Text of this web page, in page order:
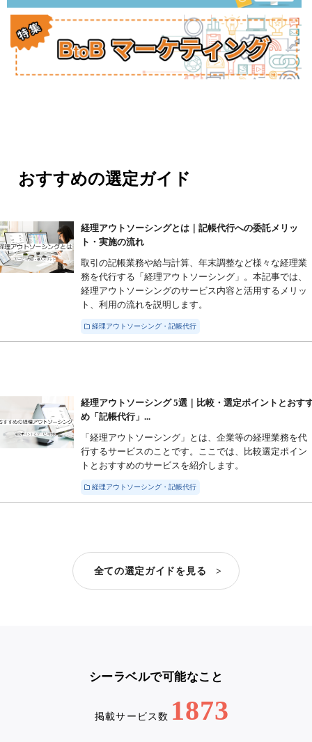
おすすめの選定ガイド
経理アウトソーシングとは｜記帳代行への委託メリッ
ト・実施の流れ
取引の記帳業務や給与計算、年末調整など様々な経理業
務を代行する「経理アウトソーシング」。本記事では、
経理アウトソーシングのサービス内容と活用するメリッ
ト、利用の流れを説明します。
経理アウトソーシング・記帳代行
経理アウトソーシング 5選｜比較・選定ポイントとおす
め「記帳代行」...
「経理アウトソーシング」とは、企業等の経理業務を代
行するサービスのことです。ここでは、比較選定ポイン
トとおすすめのサービスを紹介します。
経理アウトソーシング・記帳代行
全ての選定ガイドを見る >
シーラベルで可能なこと
掲載サービス数 1873